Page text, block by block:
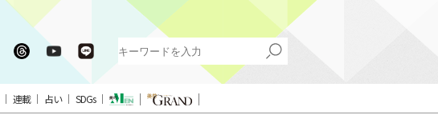
連載 占い SDGs